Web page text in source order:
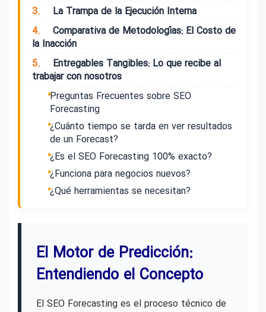
3.
La Trampa de la Ejecución Interna
4.
Comparativa de Metodologías: El Costo de
la Inacción
5.
Entregables Tangibles: Lo que recibe al
trabajar con nosotros
Preguntas Frecuentes sobre SEO
Forecasting
¿Cuánto tiempo se tarda en ver resultados
de un Forecast?
¿Es el SEO Forecasting 100% exacto?
¿Funciona para negocios nuevos?
¿Qué herramientas se necesitan?
El Motor de Predicción:
Entendiendo el Concepto
El SEO Forecasting es el proceso técnico de